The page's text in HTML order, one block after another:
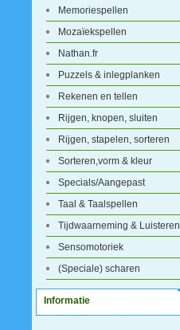
Memoriespellen
Mozaïekspellen
Nathan.fr
Puzzels & inlegplanken
Rekenen en tellen
Rijgen, knopen, sluiten
Rijgen, stapelen, sorteren
Sorteren,vorm & kleur
Specials/Aangepast
Taal & Taalspellen
Tijdwaarneming & Luisteren
Sensomotoriek
(Speciale) scharen
Informatie